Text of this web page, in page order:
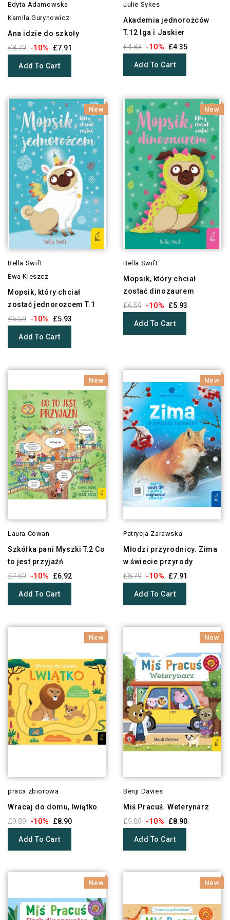
Edyta Adamowska
Kamila Gurynowicz
Ana idzie do szkoły
£8.79 -10% £7.91
Add To Cart
Julie Sykes
Akademia jednorożców
T.12 Iga i Jaskier
£4.83 -10% £4.35
Add To Cart
New
Bella Swift
Ewa Kleszcz
Mopsik, który chciał
zostać jednorożcem T.1
£6.59 -10% £5.93
Add To Cart
New
Bella Swift
Mopsik, który chciał
zostać dinozaurem
£6.59 -10% £5.93
Add To Cart
New
Laura Cowan
Szkółka pani Myszki T.2 Co
to jest przyjaźń
£7.69 -10% £6.92
Add To Cart
New
Patrycja Zarawska
Młodzi przyrodnicy. Zima
w świecie przyrody
£8.79 -10% £7.91
Add To Cart
New
praca zbiorowa
Wracaj do domu, lwiątko
£9.89 -10% £8.90
Add To Cart
New
Benji Davies
Miś Pracuś. Weterynarz
£9.89 -10% £8.90
Add To Cart
New New